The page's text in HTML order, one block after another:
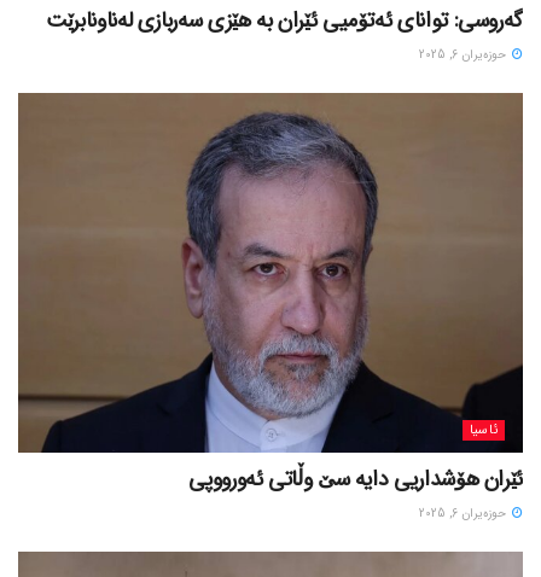
گەروسی: توانای ئەتۆمیی ئێران بە هێزی سەربازی لەناونابرێت
حوزه‌یران 6, 2025
ئاسیا
ئێران هۆشداریی دایە سێ وڵاتی ئەورووپی
حوزه‌یران 6, 2025